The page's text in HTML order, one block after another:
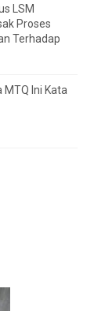
LSM
Proses
Terhadap
Ini Kata